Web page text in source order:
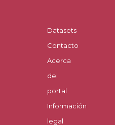
Datasets
Contacto
Acerca
del
portal
Información
legal